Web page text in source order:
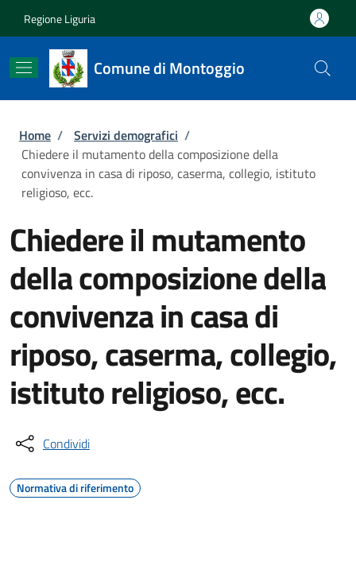
Regione Liguria
Comune di Montoggio
Briciole di pane
Home / Servizi demografici /
Chiedere il mutamento della composizione della
convivenza in casa di riposo, caserma, collegio, istituto
religioso, ecc.
Chiedere il mutamento
della composizione della
convivenza in casa di
riposo, caserma, collegio,
istituto religioso, ecc.
Condividi
Normativa di riferimento